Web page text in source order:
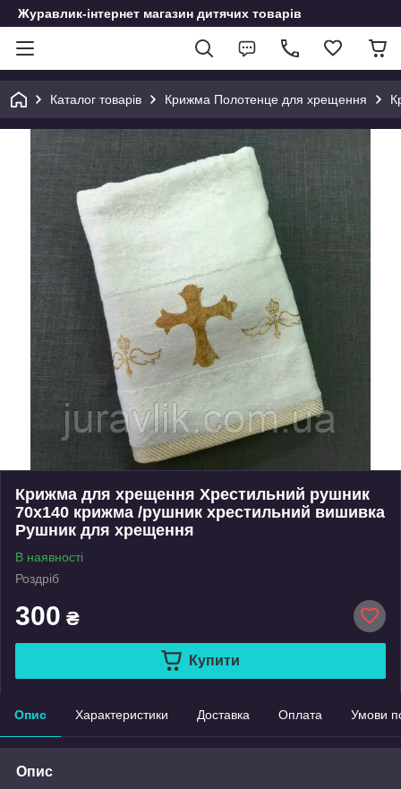
Журавлик-інтернет магазин дитячих товарів
Каталог товарів Крижма Полотенце для хрещення
Крижма для хрещення Хрестильний рушник
70х140 крижма /рушник хрестильний вишивка
Рушник для хрещення
В наявності
Роздріб
300 ₴
Купити
Опис Характеристики Доставка Оплата Умови
Опис